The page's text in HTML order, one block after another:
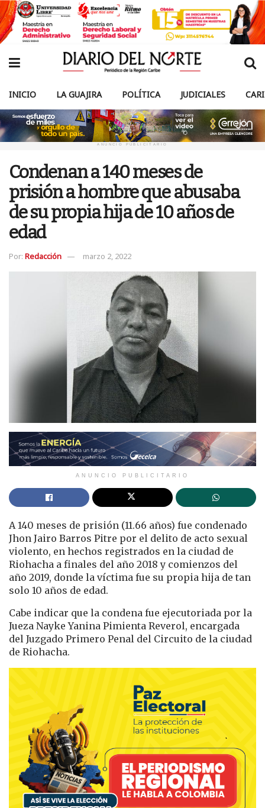
INICIO LA GUAJIRA POLÍTICA JUDICIALES
ANUNCIO PUBLICITARIO
Condenan a 140 meses de
prisión a hombre que abusaba
de su propia hija de 10 años de
edad
Por: Redacción marzo 2, 2022
ANUNCIO PUBLICITARIO
A 140 meses de prisión (11.66 años) fue condenado
Jhon Jairo Barros Pitre por el delito de acto sexual
violento, en hechos registrados en la ciudad de
Riohacha a finales del año 2018 y comienzos del
año 2019, donde la víctima fue su propia hija de tan
solo 10 años de edad.
Cabe indicar que la condena fue ejecutoriada por la
Jueza Nayke Yanina Pimienta Reverol, encargada
del Juzgado Primero Penal del Circuito de la ciudad
de Riohacha.